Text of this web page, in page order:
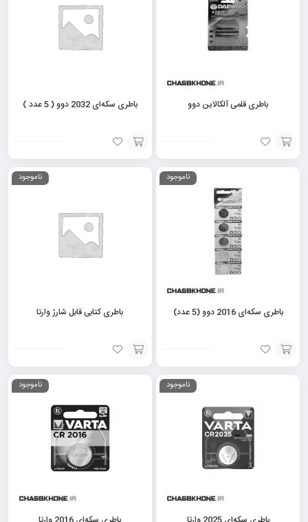
باطری قلمی آلکالاین دوو
افزودن
باطری سکه‌ای 2032 دوو ( 5 عدد )
افزودن
ناموجود
باطری سکه‌ای 2016 دوو (5 عدد)
افزودن
ناموجود
باطری کتابی قابل شارژ وارتا
افزودن
ناموجود ناموجود